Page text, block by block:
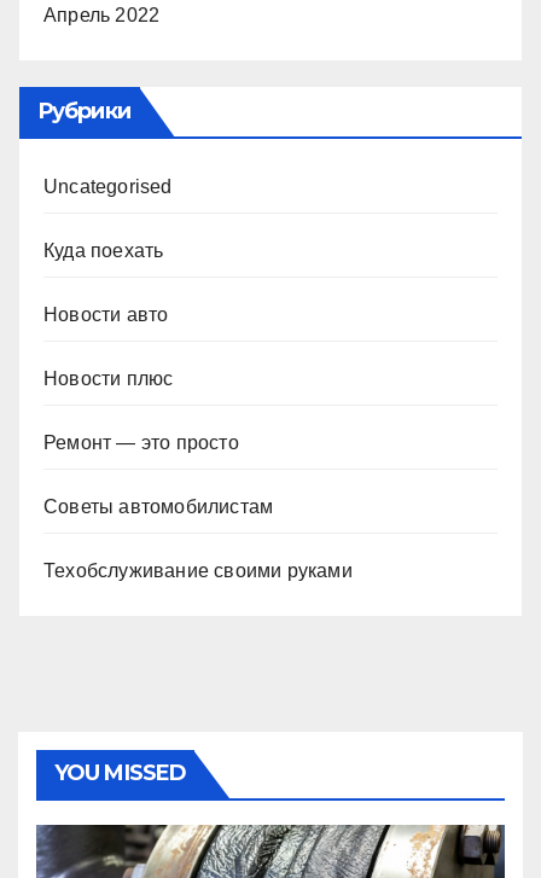
Апрель 2022
Рубрики
Uncategorised
Куда поехать
Новости авто
Новости плюс
Ремонт — это просто
Советы автомобилистам
Техобслуживание своими руками
YOU MISSED